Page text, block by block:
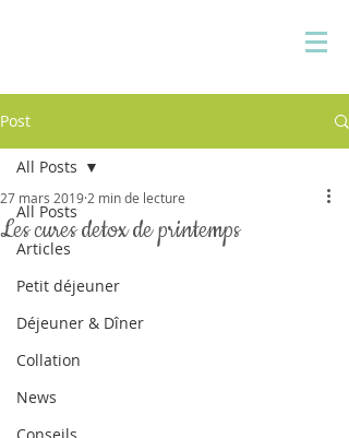
Post
All Posts
Articles
Petit déjeuner
Déjeuner & Dîner
Collation
News
All Posts
Les cures detox de printemps
27 mars 2019 2 min de lecture